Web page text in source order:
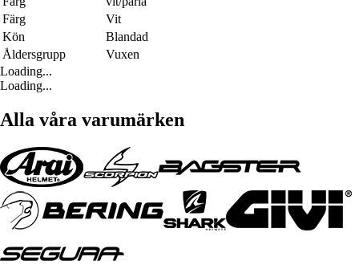
Färg
Vit
Kön
Blandad
Åldersgrupp
Vuxen
Loading...
Loading...
Alla våra varumärken